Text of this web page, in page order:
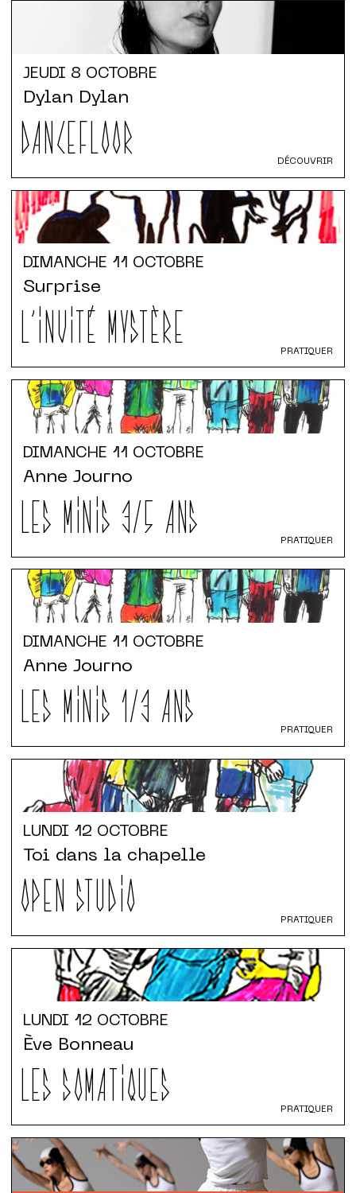
JEUDI 8 OCTOBRE
DANCEFLOOR
Dylan Dylan
DÉCOUVRIR
DIMANCHE 11 OCTOBRE
L'INVITÉ MYSTÈRE
Surprise
PRATIQUER
DIMANCHE 11 OCTOBRE
LES MINIS 3/5 ANS
Anne Journo
PRATIQUER
DIMANCHE 11 OCTOBRE
LES MINIS 1/3 ANS
Anne Journo
PRATIQUER
LUNDI 12 OCTOBRE
OPEN STUDIO
Toi dans la chapelle
PRATIQUER
LUNDI 12 OCTOBRE
LES SOMATIQUES
Ève Bonneau
PRATIQUER